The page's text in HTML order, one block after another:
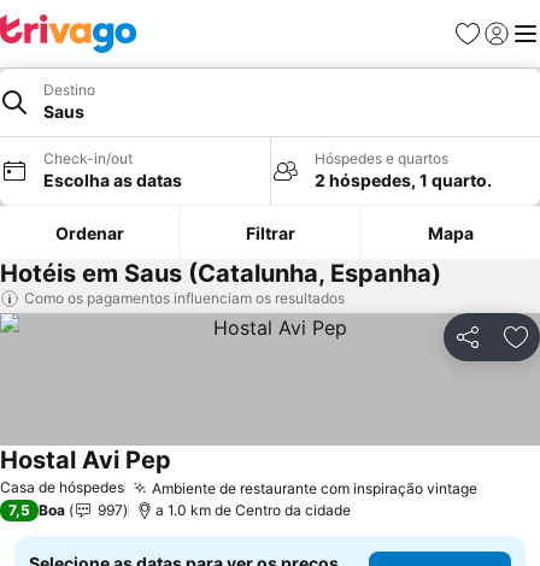
Favoritos
Iniciar
Destino
Saus
Check-in/out
Escolha as datas
Hóspedes e quartos
2 hóspedes, 1 quarto.
Ordenar Filtrar Mapa
Hotéis em Saus (Catalunha, Espanha)
Como os pagamentos influenciam os resultados
Partilhar
Casa de hóspedes Ambiente de restaurante com inspiração vintage
Hostal Avi Pep
7,5 Boa 997 a 1.0 km de Centro da cidade